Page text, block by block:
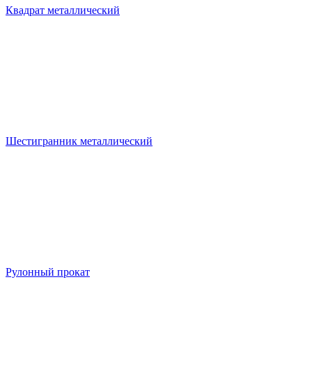
Квадрат металлический
Шестигранник металлический
Рулонный прокат